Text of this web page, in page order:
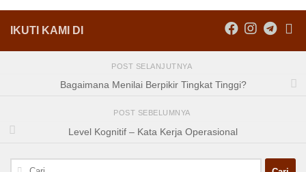
IKUTI KAMI DI
POST SELANJUTNYA
Bagaimana Menilai Berpikir Tingkat Tinggi?
POST SEBELUMNYA
Level Kognitif – Kata Kerja Operasional
Cari